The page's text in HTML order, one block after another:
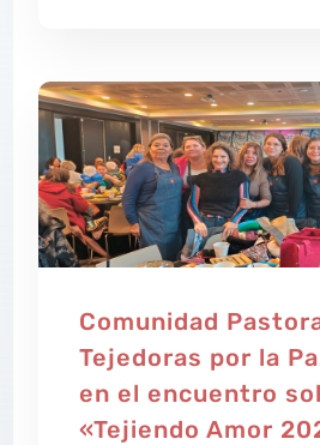
Comunidad
Tejedoras por la
en el encuentro
«Tejiendo Amor